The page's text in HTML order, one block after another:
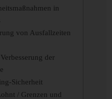
in
von Ausfallzeiten
der
Sicherheit
/ Grenzen und